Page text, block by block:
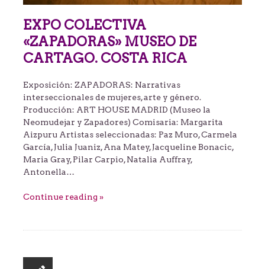
EXPO COLECTIVA
«ZAPADORAS» MUSEO DE
CARTAGO. COSTA RICA
Exposición: ZAPADORAS: Narrativas
interseccionales de mujeres, arte y género.
Producción: ART HOUSE MADRID (Museo la
Neomudejar y Zapadores) Comisaria: Margarita
Aizpuru Artistas seleccionadas: Paz Muro, Carmela
García, Julia Juaniz, Ana Matey, Jacqueline Bonacic,
Maria Gray, Pilar Carpio, Natalia Auffray,
Antonella…
Continue reading »